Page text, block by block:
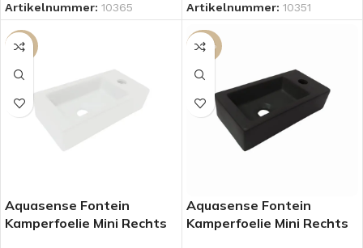
Artikelnummer: 10365 Artikelnummer: 10351
-10%
Aquasense Fontein
Kamperfoelie Mini Rechts
-29%
Aquasense Fontein
Kamperfoelie Mini Rechts